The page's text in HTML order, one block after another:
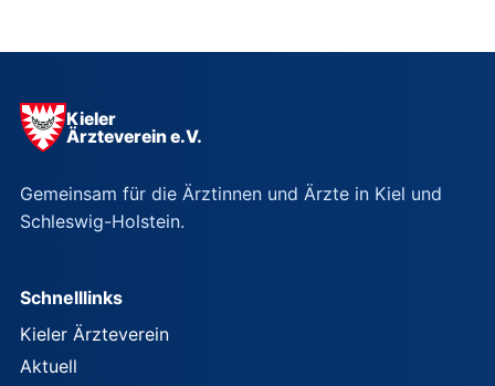
Kieler
Ärzteverein e.V.
Gemeinsam für die Ärztinnen und Ärzte in Kiel und
Schleswig-Holstein.
Schnelllinks
Kieler Ärzteverein
Aktuell